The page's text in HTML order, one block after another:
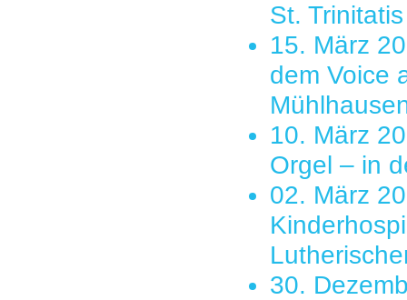
St.
15. März
dem Voice
10. März
Orgel – in
02. März
30.